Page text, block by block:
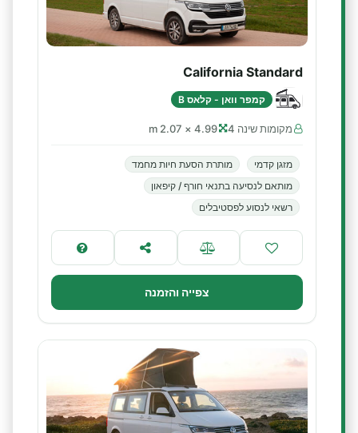
California Standard
קמפר וואן - קלאס B
מקומות שינה 4 4.99 × 2.07 m
מזגן קדמי
מותרת הסעת חיות מחמד
מותאם לנסיעה בתנאי חורף / קיפאון
רשאי לנסוע לפסטיבלים
צפייה והזמנה